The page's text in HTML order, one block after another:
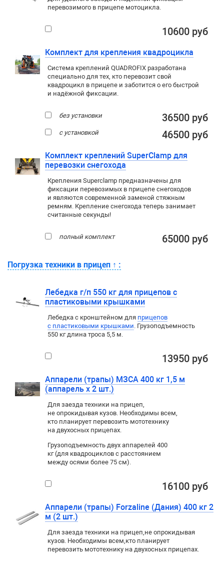
перевозимого в прицепе мотоцикла.
10600 руб
Комплект для крепления квадроцикла
Система креплений QUADROFIX разработана
специально для тех, кто перевозит свой
квадроцикл в прицепе и заботится о его быстрой
и надёжной фиксации.
без установки 36500 руб
с установкой 46500 руб
Комплект креплений SuperClamp для
перевозки снегохода
Крепления Superclamp предназначены для
фиксации перевозимых в прицепе снегоходов
и являются современной заменой стяжным
ремням. Крепление снегохода теперь занимает
считанные секунды!
полный комплект 65000 руб
Погрузка техники в прицеп ↑ :
Лебедка г/п 550 кг для прицепов с
пластиковыми крышками
Лебедка c кронштейном для прицепов
с пластиковыми крышками. Грузоподъемность
550 кг длина троса 5,5 м.
13950 руб
Аппарели (трапы) МЗСА 400 кг 1,5 м
(аппарель х 2 шт.)
Для заезда техники на прицеп,
не опрокидывая кузов. Необходимы всем,
кто планирует перевозить мототехнику
на двухосных прицепах.
Грузоподъемность двух аппарелей 400
кг (для квадроциклов с расстоянием
между осями более 75 см).
16100 руб
Аппарели (трапы) Forzaline (Дания) 400 кг 2
м (2 шт.)
Для заезда техники на прицеп,не опрокидывая
кузов. Необходимы всем,кто планирует
перевозить мототехнику на двухосных прицепах.